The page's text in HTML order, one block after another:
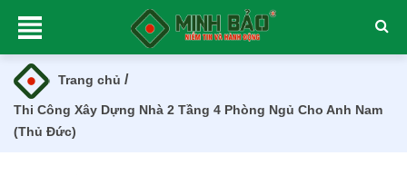
Trang chủ /
Thi Công Xây Dựng Nhà 2 Tầng 4 Phòng Ngủ Cho Anh Nam
(Thủ Đức)